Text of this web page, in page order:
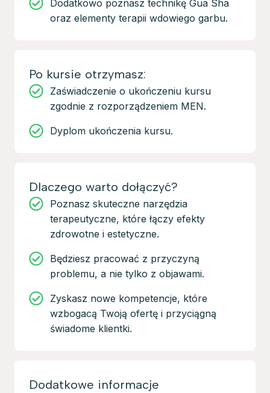
Dodatkowo poznasz technikę Gua Sha
oraz elementy terapii wdowiego garbu.
Po kursie otrzymasz:
Zaświadczenie o ukończeniu kursu
zgodnie z rozporządzeniem MEN.
Dyplom ukończenia kursu.
Dlaczego warto dołączyć?
Poznasz skuteczne narzędzia
terapeutyczne, które łączy efekty
zdrowotne i estetyczne.
Będziesz pracować z przyczyną
problemu, a nie tylko z objawami.
Zyskasz nowe kompetencje, które
wzbogacą Twoją ofertę i przyciągną
świadome klientki.
Dodatkowe informacje